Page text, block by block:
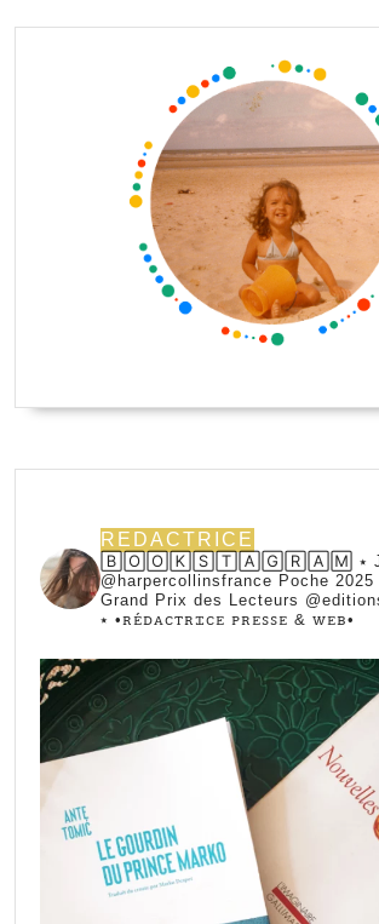
REDACTRICE
🄱🄾🄾🄺🅂🅃🄰🄶🅁🄰🄼 ⭑
@harpercollinsfrance Poche
Grand Prix des Lecteurs
⭑ •ꭱꭼ́ꭰꭺꮯꭲꭱꮖꮯꭼ ꮲꭱꭼꮪꮪꭼ & ꮃꭼᏼ•